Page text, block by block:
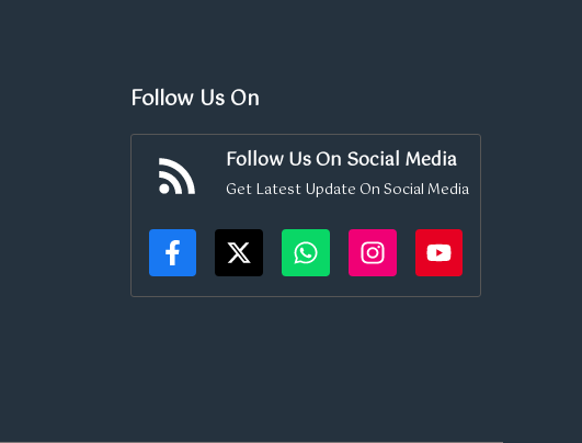
Follow Us On
Follow Us On Social Media
Get Latest Update On Social Media